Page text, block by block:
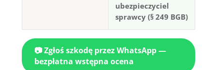
ubezpieczyciel
sprawcy (§ 249 BGB)
📷 Zgłoś szkodę przez WhatsApp —
bezpłatna wstępna ocena